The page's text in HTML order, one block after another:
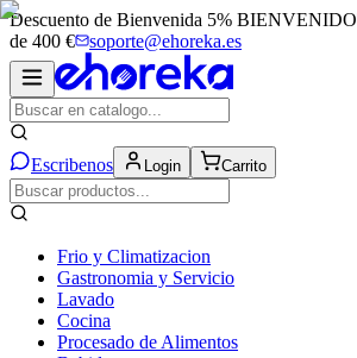
Descuento de Bienvenida 5% BIENVENIDO
de 400 €
soporte@ehoreka.es
Escribenos Login Carrito
Frio y Climatizacion
Gastronomia y Servicio
Lavado
Cocina
Procesado de Alimentos